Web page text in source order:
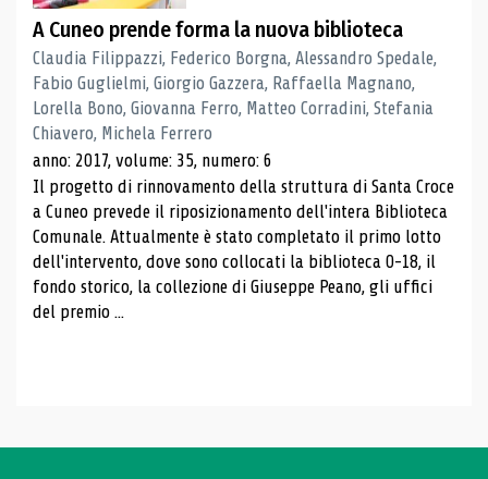
A Cuneo prende forma la nuova biblioteca
Claudia Filippazzi, Federico Borgna, Alessandro Spedale,
Fabio Guglielmi, Giorgio Gazzera, Raffaella Magnano,
Lorella Bono, Giovanna Ferro, Matteo Corradini, Stefania
Chiavero, Michela Ferrero
anno: 2017, volume: 35, numero: 6
Il progetto di rinnovamento della struttura di Santa Croce
a Cuneo prevede il riposizionamento dell'intera Biblioteca
Comunale. Attualmente è stato completato il primo lotto
dell'intervento, dove sono collocati la biblioteca 0-18, il
fondo storico, la collezione di Giuseppe Peano, gli uffici
del premio ...